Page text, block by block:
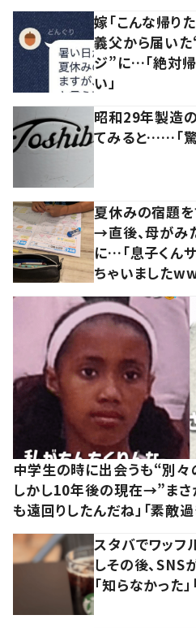
嫁「こんな帰り
義父から届い
ジ”に…「絶対帰
い」
昭和29年製造
てみると……「驚
夏休みの宿題
→直後、母がみ
に…「息子くん
ちゃいましたww
中学生の時に出会うも“別々
しかし10年後の現在→”まさ
も遠回りしたんだね」「素敵過
スタバでワッフ
しその後、
「知らなかった